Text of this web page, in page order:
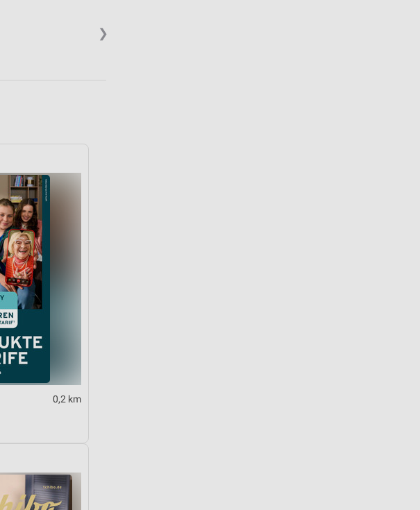
❯
0,2 km